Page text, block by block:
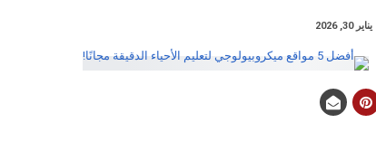
يناير 30, 2026